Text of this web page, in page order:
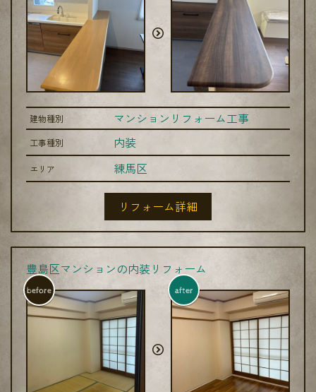
建物種別 マンションリフォーム工事
工事種別 内装
エリア 練馬区
リフォーム詳細
豊島区マンションの内装リフォーム
before after